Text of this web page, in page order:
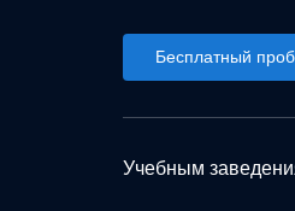
Бесплатный
Учебным